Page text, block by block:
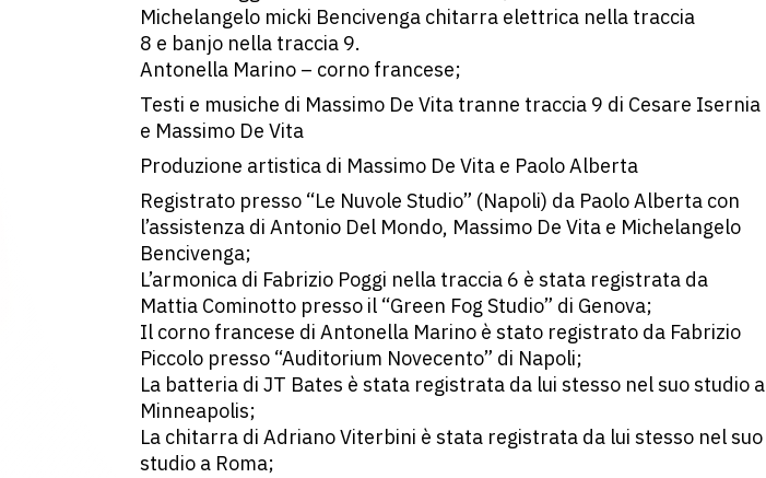
Michelangelo micki Bencivenga chitarra elettrica nella traccia
8 e banjo nella traccia 9.
Antonella Marino – corno francese;
Testi e musiche di Massimo De Vita tranne traccia 9 di Cesare Isernia
e Massimo De Vita
Produzione artistica di Massimo De Vita e Paolo Alberta
Registrato presso “Le Nuvole Studio” (Napoli) da Paolo Alberta con
l’assistenza di Antonio Del Mondo, Massimo De Vita e Michelangelo
Bencivenga;
L’armonica di Fabrizio Poggi nella traccia 6 è stata registrata da
Mattia Cominotto presso il “Green Fog Studio” di Genova;
Il corno francese di Antonella Marino è stato registrato da Fabrizio
Piccolo presso “Auditorium Novecento” di Napoli;
La batteria di JT Bates è stata registrata da lui stesso nel suo studio a
Minneapolis;
La chitarra di Adriano Viterbini è stata registrata da lui stesso nel suo
studio a Roma;